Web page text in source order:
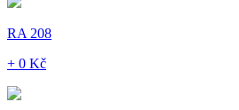
RA 208
+ 0 Kč